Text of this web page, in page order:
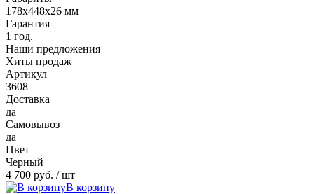
178х448х26 мм
Гарантия
1 год.
Наши предложения
Хиты продаж
Артикул
3608
Доставка
да
Самовывоз
да
Цвет
Черный
4 700 руб. / шт
В корзину